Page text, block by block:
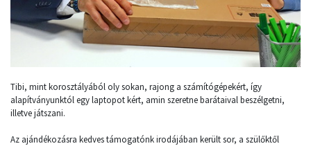
Tibi, mint korosztályából oly sokan, rajong a számítógépekért, így
alapítványunktól egy laptopot kért, amin szeretne barátaival beszélgetni,
illetve játszani.
Az ajándékozásra kedves támogatónk irodájában került sor, a szülőktől